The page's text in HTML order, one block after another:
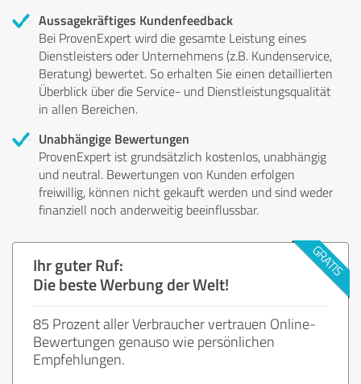
Aussagekräftiges Kundenfeedback
Bei ProvenExpert wird die gesamte Leistung eines
Dienstleisters oder Unternehmens (z.B. Kundenservice,
Beratung) bewertet. So erhalten Sie einen detaillierten
Überblick über die Service- und Dienstleistungsqualität
in allen Bereichen.
Unabhängige Bewertungen
ProvenExpert ist grundsätzlich kostenlos, unabhängig
und neutral. Bewertungen von Kunden erfolgen
freiwillig, können nicht gekauft werden und sind weder
finanziell noch anderweitig beeinflussbar.
Ihr guter Ruf:
Die beste Werbung der Welt!
85 Prozent aller Verbraucher vertrauen Online-
Bewertungen genauso wie persönlichen
Empfehlungen.